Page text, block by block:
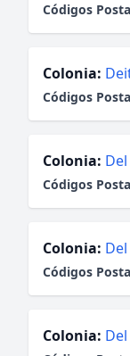
Códigos
Colonia:
Códigos
Colonia:
Códigos
Colonia:
Códigos
Colonia: